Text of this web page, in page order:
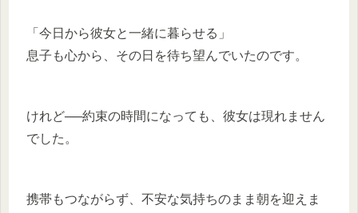
「今日から彼女と一緒に暮らせる」
息子も心から、その日を待ち望んでいたのです。
けれど──約束の時間になっても、彼女は現れません
でした。
携帯もつながらず、不安な気持ちのまま朝を迎えま